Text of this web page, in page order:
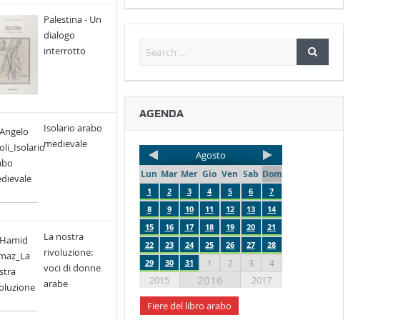
Palestina - Un
dialogo
interrotto
Isolario arabo
medievale
La nostra
rivoluzione:
voci di donne
arabe
AGENDA
Agosto
Lun Mar Mer Gio Ven Sab Dom
1 2 3 4 5 6
7
8
9 10 11 12 13
14
15
16 17 18 19 20
21
22
23 24 25 26 27
28
29
30 31 1 2 3 4
2015 2016
2017
Fiere del libro arabo